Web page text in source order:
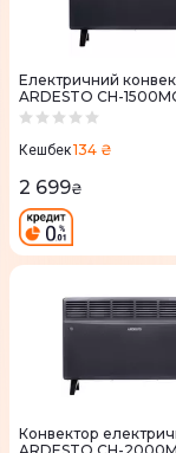
Електричний
ARDESTO CH-
1500 Вт, закритий
Кешбек134 ₴
2 699₴
Конвектор